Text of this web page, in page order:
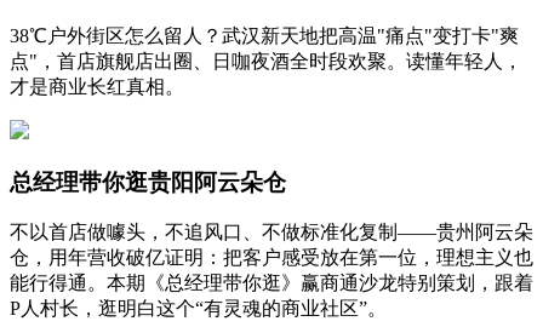
38℃户外街区怎么留人？武汉新天地把高温"痛点"变打卡"爽
点"，首店旗舰店出圈、日咖夜酒全时段欢聚。读懂年轻人，
才是商业长红真相。
总经理带你逛贵阳阿云朵仓
不以首店做噱头，不追风口、不做标准化复制——贵州阿云朵
仓，用年营收破亿证明：把客户感受放在第一位，理想主义也
能行得通。本期《总经理带你逛》赢商通沙龙特别策划，跟着
P人村长，逛明白这个“有灵魂的商业社区”。